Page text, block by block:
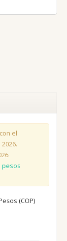
el
pesos
(COP)